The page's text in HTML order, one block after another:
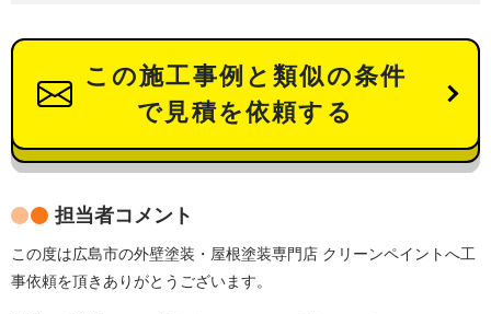
この施工事例と類似の条件
で見積を依頼する
担当者コメント
この度は広島市の外壁塗装・屋根塗装専門店 クリーンペイントへ工
事依頼を頂きありがとうございます。